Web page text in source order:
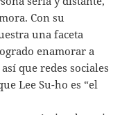
Con su
una faceta
enamorar a
que redes sociales
Lee Su-ho es “el